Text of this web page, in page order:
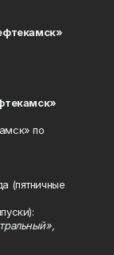
по
(пятничные